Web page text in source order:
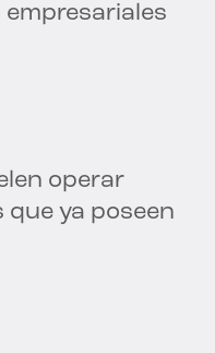
operar
que ya poseen